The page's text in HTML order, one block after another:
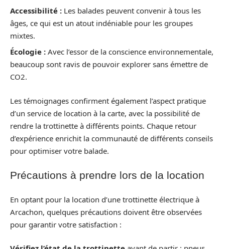
Accessibilité : Les balades peuvent convenir à tous les
âges, ce qui est un atout indéniable pour les groupes
mixtes.
Écologie : Avec l’essor de la conscience environnementale,
beaucoup sont ravis de pouvoir explorer sans émettre de
CO2.
Les témoignages confirment également l’aspect pratique
d’un service de location à la carte, avec la possibilité de
rendre la trottinette à différents points. Chaque retour
d’expérience enrichit la communauté de différents conseils
pour optimiser votre balade.
Précautions à prendre lors de la location
En optant pour la location d’une trottinette électrique à
Arcachon, quelques précautions doivent être observées
pour garantir votre satisfaction :